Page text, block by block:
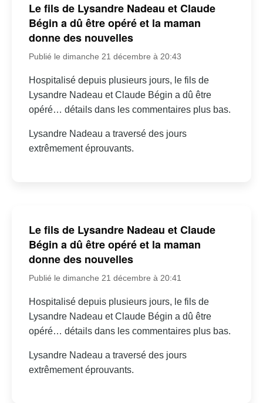
Le fils de Lysandre Nadeau et Claude
Bégin a dû être opéré et la maman
donne des nouvelles
Publié le dimanche 21 décembre à 20:43
Hospitalisé depuis plusieurs jours, le fils de
Lysandre Nadeau et Claude Bégin a dû être
opéré… détails dans les commentaires plus bas.
Lysandre Nadeau a traversé des jours
extrêmement éprouvants.
Le fils de Lysandre Nadeau et Claude
Bégin a dû être opéré et la maman
donne des nouvelles
Publié le dimanche 21 décembre à 20:41
Hospitalisé depuis plusieurs jours, le fils de
Lysandre Nadeau et Claude Bégin a dû être
opéré… détails dans les commentaires plus bas.
Lysandre Nadeau a traversé des jours
extrêmement éprouvants.